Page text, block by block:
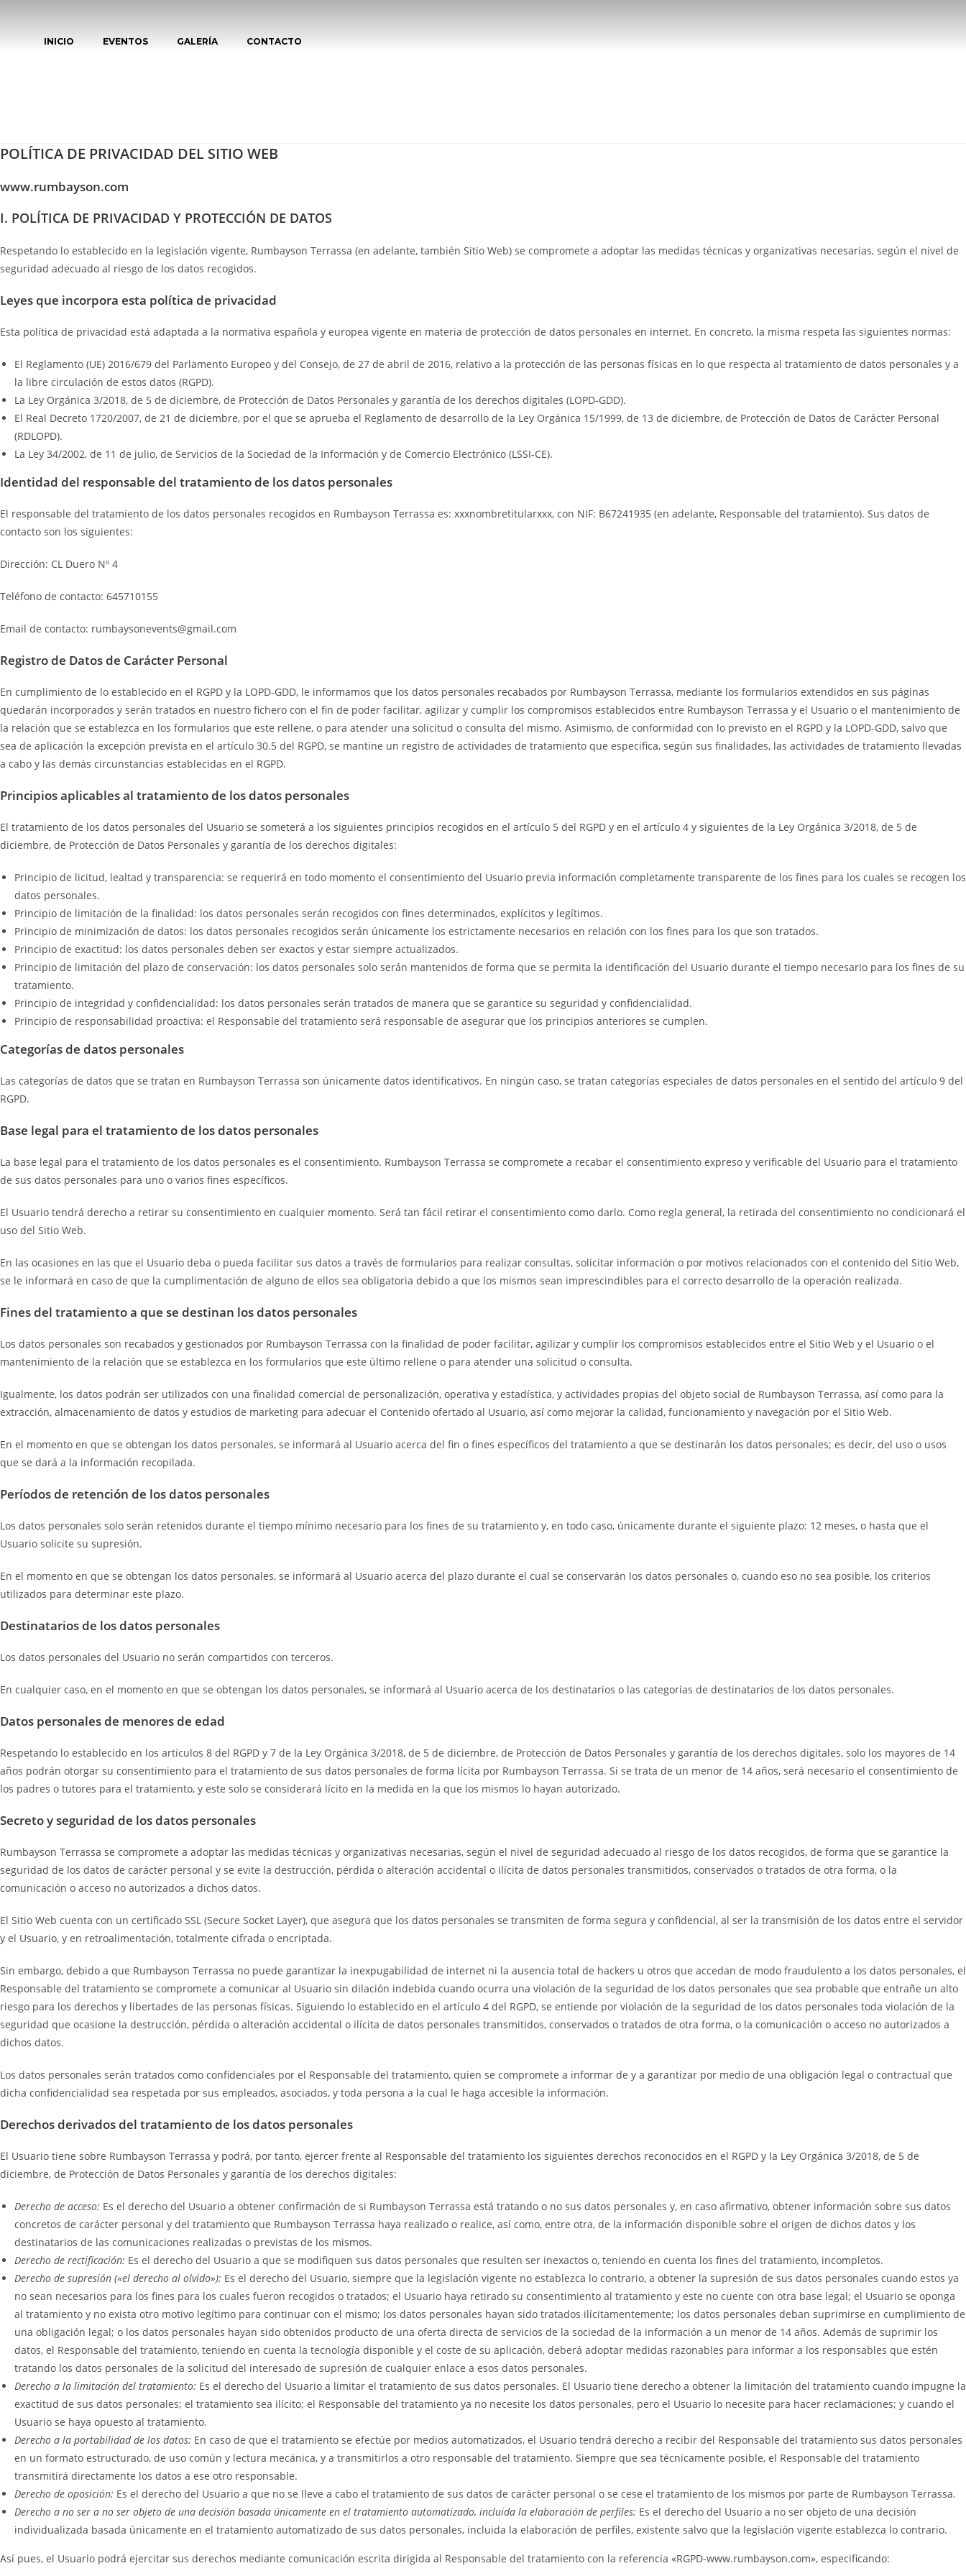
INICIO EVENTOS GALERÍA CONTACTO
POLÍTICA DE PRIVACIDAD DEL SITIO WEB
www.rumbayson.com
I. POLÍTICA DE PRIVACIDAD Y PROTECCIÓN DE DATOS
Respetando lo establecido en la legislación vigente, Rumbayson Terrassa (en adelante, también Sitio Web) se compromete a adoptar las medidas técnicas y organizativas necesarias, según el nivel de
seguridad adecuado al riesgo de los datos recogidos.
Leyes que incorpora esta política de privacidad
Esta política de privacidad está adaptada a la normativa española y europea vigente en materia de protección de datos personales en internet. En concreto, la misma respeta las siguientes normas:
El Reglamento (UE) 2016/679 del Parlamento Europeo y del Consejo, de 27 de abril de 2016, relativo a la protección de las personas físicas en lo que respecta al tratamiento de datos personales y a
la libre circulación de estos datos (RGPD).
La Ley Orgánica 3/2018, de 5 de diciembre, de Protección de Datos Personales y garantía de los derechos digitales (LOPD-GDD).
El Real Decreto 1720/2007, de 21 de diciembre, por el que se aprueba el Reglamento de desarrollo de la Ley Orgánica 15/1999, de 13 de diciembre, de Protección de Datos de Carácter Personal
(RDLOPD).
La Ley 34/2002, de 11 de julio, de Servicios de la Sociedad de la Información y de Comercio Electrónico (LSSI-CE).
Identidad del responsable del tratamiento de los datos personales
El responsable del tratamiento de los datos personales recogidos en Rumbayson Terrassa es: xxxnombretitularxxx, con NIF: B67241935 (en adelante, Responsable del tratamiento). Sus datos de
contacto son los siguientes:
Dirección: CL Duero Nº 4
Teléfono de contacto: 645710155
Email de contacto: rumbaysonevents@gmail.com
Registro de Datos de Carácter Personal
En cumplimiento de lo establecido en el RGPD y la LOPD-GDD, le informamos que los datos personales recabados por Rumbayson Terrassa, mediante los formularios extendidos en sus páginas
quedarán incorporados y serán tratados en nuestro fichero con el fin de poder facilitar, agilizar y cumplir los compromisos establecidos entre Rumbayson Terrassa y el Usuario o el mantenimiento de
la relación que se establezca en los formularios que este rellene, o para atender una solicitud o consulta del mismo. Asimismo, de conformidad con lo previsto en el RGPD y la LOPD-GDD, salvo que
sea de aplicación la excepción prevista en el artículo 30.5 del RGPD, se mantine un registro de actividades de tratamiento que especifica, según sus finalidades, las actividades de tratamiento llevadas
a cabo y las demás circunstancias establecidas en el RGPD.
Principios aplicables al tratamiento de los datos personales
El tratamiento de los datos personales del Usuario se someterá a los siguientes principios recogidos en el artículo 5 del RGPD y en el artículo 4 y siguientes de la Ley Orgánica 3/2018, de 5 de
diciembre, de Protección de Datos Personales y garantía de los derechos digitales:
Principio de licitud, lealtad y transparencia: se requerirá en todo momento el consentimiento del Usuario previa información completamente transparente de los fines para los cuales se recogen los
datos personales.
Principio de limitación de la finalidad: los datos personales serán recogidos con fines determinados, explícitos y legítimos.
Principio de minimización de datos: los datos personales recogidos serán únicamente los estrictamente necesarios en relación con los fines para los que son tratados.
Principio de exactitud: los datos personales deben ser exactos y estar siempre actualizados.
Principio de limitación del plazo de conservación: los datos personales solo serán mantenidos de forma que se permita la identificación del Usuario durante el tiempo necesario para los fines de su
tratamiento.
Principio de integridad y confidencialidad: los datos personales serán tratados de manera que se garantice su seguridad y confidencialidad.
Principio de responsabilidad proactiva: el Responsable del tratamiento será responsable de asegurar que los principios anteriores se cumplen.
Categorías de datos personales
Las categorías de datos que se tratan en Rumbayson Terrassa son únicamente datos identificativos. En ningún caso, se tratan categorías especiales de datos personales en el sentido del artículo 9 del
RGPD.
Base legal para el tratamiento de los datos personales
La base legal para el tratamiento de los datos personales es el consentimiento. Rumbayson Terrassa se compromete a recabar el consentimiento expreso y verificable del Usuario para el tratamiento
de sus datos personales para uno o varios fines específicos.
El Usuario tendrá derecho a retirar su consentimiento en cualquier momento. Será tan fácil retirar el consentimiento como darlo. Como regla general, la retirada del consentimiento no condicionará el
uso del Sitio Web.
En las ocasiones en las que el Usuario deba o pueda facilitar sus datos a través de formularios para realizar consultas, solicitar información o por motivos relacionados con el contenido del Sitio Web,
se le informará en caso de que la cumplimentación de alguno de ellos sea obligatoria debido a que los mismos sean imprescindibles para el correcto desarrollo de la operación realizada.
Fines del tratamiento a que se destinan los datos personales
Los datos personales son recabados y gestionados por Rumbayson Terrassa con la finalidad de poder facilitar, agilizar y cumplir los compromisos establecidos entre el Sitio Web y el Usuario o el
mantenimiento de la relación que se establezca en los formularios que este último rellene o para atender una solicitud o consulta.
Igualmente, los datos podrán ser utilizados con una finalidad comercial de personalización, operativa y estadística, y actividades propias del objeto social de Rumbayson Terrassa, así como para la
extracción, almacenamiento de datos y estudios de marketing para adecuar el Contenido ofertado al Usuario, así como mejorar la calidad, funcionamiento y navegación por el Sitio Web.
En el momento en que se obtengan los datos personales, se informará al Usuario acerca del fin o fines específicos del tratamiento a que se destinarán los datos personales; es decir, del uso o usos
que se dará a la información recopilada.
Períodos de retención de los datos personales
Los datos personales solo serán retenidos durante el tiempo mínimo necesario para los fines de su tratamiento y, en todo caso, únicamente durante el siguiente plazo: 12 meses, o hasta que el
Usuario solicite su supresión.
En el momento en que se obtengan los datos personales, se informará al Usuario acerca del plazo durante el cual se conservarán los datos personales o, cuando eso no sea posible, los criterios
utilizados para determinar este plazo.
Destinatarios de los datos personales
Los datos personales del Usuario no serán compartidos con terceros.
En cualquier caso, en el momento en que se obtengan los datos personales, se informará al Usuario acerca de los destinatarios o las categorías de destinatarios de los datos personales.
Datos personales de menores de edad
Respetando lo establecido en los artículos 8 del RGPD y 7 de la Ley Orgánica 3/2018, de 5 de diciembre, de Protección de Datos Personales y garantía de los derechos digitales, solo los mayores de 14
años podrán otorgar su consentimiento para el tratamiento de sus datos personales de forma lícita por Rumbayson Terrassa. Si se trata de un menor de 14 años, será necesario el consentimiento de
los padres o tutores para el tratamiento, y este solo se considerará lícito en la medida en la que los mismos lo hayan autorizado.
Secreto y seguridad de los datos personales
Rumbayson Terrassa se compromete a adoptar las medidas técnicas y organizativas necesarias, según el nivel de seguridad adecuado al riesgo de los datos recogidos, de forma que se garantice la
seguridad de los datos de carácter personal y se evite la destrucción, pérdida o alteración accidental o ilícita de datos personales transmitidos, conservados o tratados de otra forma, o la
comunicación o acceso no autorizados a dichos datos.
El Sitio Web cuenta con un certificado SSL (Secure Socket Layer), que asegura que los datos personales se transmiten de forma segura y confidencial, al ser la transmisión de los datos entre el servidor
y el Usuario, y en retroalimentación, totalmente cifrada o encriptada.
Sin embargo, debido a que Rumbayson Terrassa no puede garantizar la inexpugabilidad de internet ni la ausencia total de hackers u otros que accedan de modo fraudulento a los datos personales, el
Responsable del tratamiento se compromete a comunicar al Usuario sin dilación indebida cuando ocurra una violación de la seguridad de los datos personales que sea probable que entrañe un alto
riesgo para los derechos y libertades de las personas físicas. Siguiendo lo establecido en el artículo 4 del RGPD, se entiende por violación de la seguridad de los datos personales toda violación de la
seguridad que ocasione la destrucción, pérdida o alteración accidental o ilícita de datos personales transmitidos, conservados o tratados de otra forma, o la comunicación o acceso no autorizados a
dichos datos.
Los datos personales serán tratados como confidenciales por el Responsable del tratamiento, quien se compromete a informar de y a garantizar por medio de una obligación legal o contractual que
dicha confidencialidad sea respetada por sus empleados, asociados, y toda persona a la cual le haga accesible la información.
Derechos derivados del tratamiento de los datos personales
El Usuario tiene sobre Rumbayson Terrassa y podrá, por tanto, ejercer frente al Responsable del tratamiento los siguientes derechos reconocidos en el RGPD y la Ley Orgánica 3/2018, de 5 de
diciembre, de Protección de Datos Personales y garantía de los derechos digitales:
Derecho de acceso: Es el derecho del Usuario a obtener confirmación de si Rumbayson Terrassa está tratando o no sus datos personales y, en caso afirmativo, obtener información sobre sus datos
concretos de carácter personal y del tratamiento que Rumbayson Terrassa haya realizado o realice, así como, entre otra, de la información disponible sobre el origen de dichos datos y los
destinatarios de las comunicaciones realizadas o previstas de los mismos.
Derecho de rectificación: Es el derecho del Usuario a que se modifiquen sus datos personales que resulten ser inexactos o, teniendo en cuenta los fines del tratamiento, incompletos.
Derecho de supresión («el derecho al olvido»): Es el derecho del Usuario, siempre que la legislación vigente no establezca lo contrario, a obtener la supresión de sus datos personales cuando estos ya
no sean necesarios para los fines para los cuales fueron recogidos o tratados; el Usuario haya retirado su consentimiento al tratamiento y este no cuente con otra base legal; el Usuario se oponga
al tratamiento y no exista otro motivo legítimo para continuar con el mismo; los datos personales hayan sido tratados ilícitamentemente; los datos personales deban suprimirse en cumplimiento de
una obligación legal; o los datos personales hayan sido obtenidos producto de una oferta directa de servicios de la sociedad de la información a un menor de 14 años. Además de suprimir los
datos, el Responsable del tratamiento, teniendo en cuenta la tecnología disponible y el coste de su aplicación, deberá adoptar medidas razonables para informar a los responsables que estén
tratando los datos personales de la solicitud del interesado de supresión de cualquier enlace a esos datos personales.
Derecho a la limitación del tratamiento: Es el derecho del Usuario a limitar el tratamiento de sus datos personales. El Usuario tiene derecho a obtener la limitación del tratamiento cuando impugne la
exactitud de sus datos personales; el tratamiento sea ilícito; el Responsable del tratamiento ya no necesite los datos personales, pero el Usuario lo necesite para hacer reclamaciones; y cuando el
Usuario se haya opuesto al tratamiento.
Derecho a la portabilidad de los datos: En caso de que el tratamiento se efectúe por medios automatizados, el Usuario tendrá derecho a recibir del Responsable del tratamiento sus datos personales
en un formato estructurado, de uso común y lectura mecánica, y a transmitirlos a otro responsable del tratamiento. Siempre que sea técnicamente posible, el Responsable del tratamiento
transmitirá directamente los datos a ese otro responsable.
Derecho de oposición: Es el derecho del Usuario a que no se lleve a cabo el tratamiento de sus datos de carácter personal o se cese el tratamiento de los mismos por parte de Rumbayson Terrassa.
Derecho a no ser a no ser objeto de una decisión basada únicamente en el tratamiento automatizado, incluida la elaboración de perfiles: Es el derecho del Usuario a no ser objeto de una decisión
individualizada basada únicamente en el tratamiento automatizado de sus datos personales, incluida la elaboración de perfiles, existente salvo que la legislación vigente establezca lo contrario.
Así pues, el Usuario podrá ejercitar sus derechos mediante comunicación escrita dirigida al Responsable del tratamiento con la referencia «RGPD-www.rumbayson.com», especificando: